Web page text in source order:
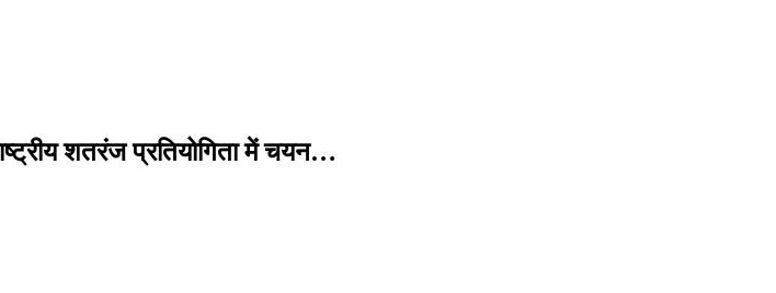
शतरंज प्रतियोगिता में चयन…